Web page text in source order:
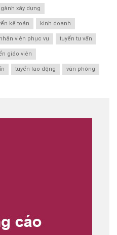
xây dựng
kế toán kinh doanh
viên phục vụ tuyển tư vấn
giáo viên
tuyển lao động văn phòng